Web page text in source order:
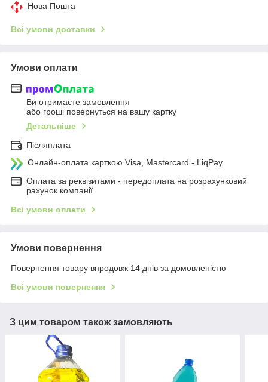
Нова Пошта
Всі умови доставки
Умови оплати
Ви отримаєте замовлення
або гроші повернуться на вашу картку
Детальніше
Післяплата
Онлайн-оплата карткою Visa, Mastercard - LiqPay
Оплата за реквізитами - передоплата на розрахунковий
рахунок компанії
Всі умови оплати
Умови повернення
Повернення товару впродовж 14 днів за домовленістю
Всі умови повернення
З цим товаром також замовляють